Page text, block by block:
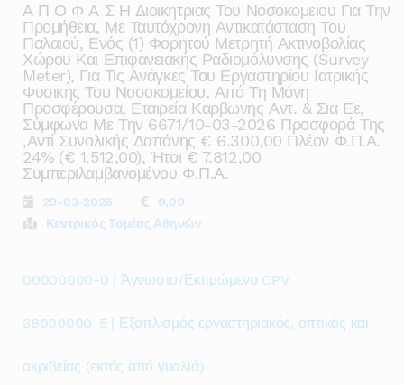
Α Π Ο Φ Α Σ Η Διοικητριας Του Νοσοκομειου Για Την
Προμήθεια, Με Ταυτόχρονη Αντικατάσταση Του
Παλαιού, Ενός (1) Φορητού Μετρητή Ακτινοβολίας
Χώρου Και Επιφανειακής Ραδιομόλυνσης (survey
Meter), Για Τις Ανάγκες Του Εργαστηρίου Ιατρικής
Φυσικής Του Νοσοκομείου, Από Τη Μόνη
Προσφέρουσα, Εταιρεία Καρβωνης Αντ. & Σια Εε,
Σύμφωνα Με Την 6671/10-03-2026 Προσφορά Της
,αντί Συνολικής Δαπάνης € 6.300,00 Πλέον Φ.π.α.
24% (€ 1.512,00), Ήτοι € 7.812,00
Συμπεριλαμβανομένου Φ.π.α.
20-03-2026
0,00
Κεντρικός Τομέας Αθηνών
00000000-0 | Άγνωστο/Εκτιμώμενο CPV
38000000-5 | Εξοπλισμός εργαστηριακός, οπτικός και
ακριβείας (εκτός από γυαλιά)